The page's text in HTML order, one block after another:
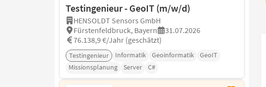
Testingenieur - GeoIT (m/w/d)
HENSOLDT Sensors GmbH
Fürstenfeldbruck, Bayern
31.07.2026
76.138,9 €/Jahr (geschätzt)
Testingenieur Informatik Geoinformatik
GeoIT
Missionsplanung
Server C#